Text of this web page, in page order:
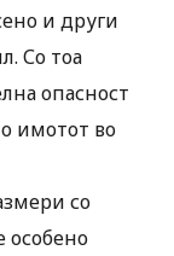
и други
Со тоа
опасност
имотот во
со
особено